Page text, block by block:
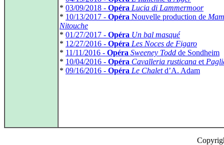
* 03/09/2018 - Opéra Lucia di Lammermoor
* 10/13/2017 - Opéra Nouvelle production de
Nitouche
* 01/27/2017 - Opéra Un bal masqué
* 12/27/2016 - Opéra Les Noces de Figaro
* 11/11/2016 - Opéra Sweeney Todd de Sondheim
* 10/04/2016 - Opéra Cavalleria rusticana et
* 09/16/2016 - Opéra Le Chaletd’A. Adam